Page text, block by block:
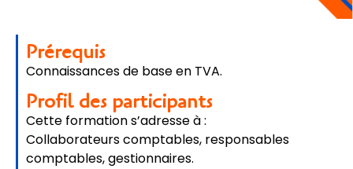
Prérequis
Connaissances de base en TVA.
Profil des participants
Cette formation s’adresse à :
Collaborateurs comptables, responsables
comptables, gestionnaires.